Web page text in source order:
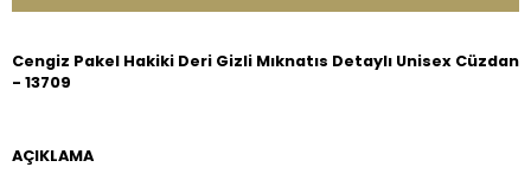
Cengiz Pakel Hakiki Deri Gizli Mıknatıs Detaylı Unisex Cüzdan
- 13709
AÇIKLAMA